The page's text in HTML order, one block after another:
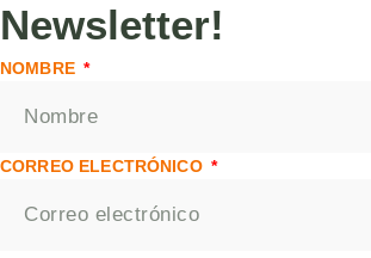
Newsletter!
NOMBRE
CORREO ELECTRÓNICO